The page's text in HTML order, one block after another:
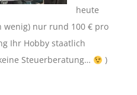
heute
nur rund 100 € pro
Ihr Hobby staatlich
Steuerberatung…
)